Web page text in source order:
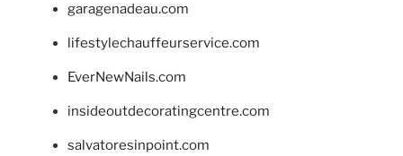
garagenadeau.com
lifestylechauffeurservice.com
EverNewNails.com
insideoutdecoratingcentre.com
salvatoresinpoint.com